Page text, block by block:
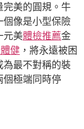
完美的圓規。牛
個像是小型保險
元美體檢推薦金
健 ，將永遠被困
為最不對稱的裝
極端同時停